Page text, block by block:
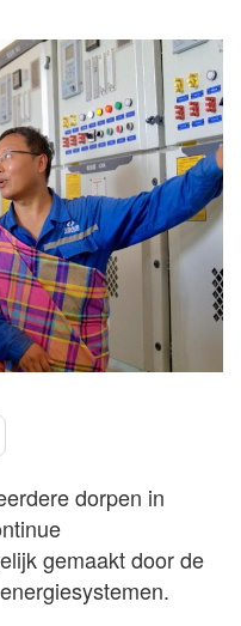
dorpen in
gemaakt door de